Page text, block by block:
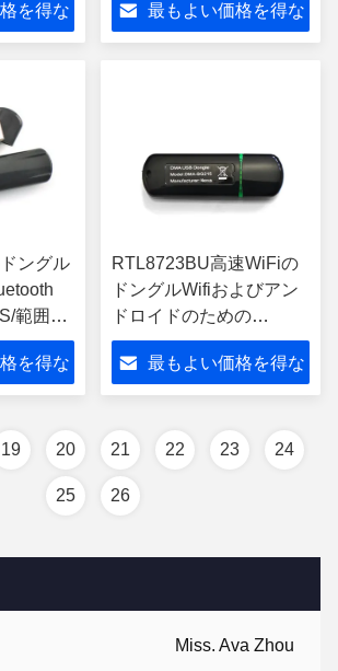
Miss. Ava Zhou
を得な
最もよい価格を得な
ングル
範囲の
を得な
RTL8723BU高速WiFiの
ドングルWifiおよびアン
ドロイドのための
Bluetoothのドングル
最もよい価格を得な
19 20 21 22 23 24
25 26